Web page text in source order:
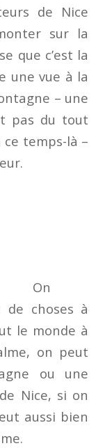
de Nice
sur la
que c’est la
une vue à la
– une
pas du tout
temps-là –
On
de choses à
le monde à
on peut
ou une
Nice, si on
aussi bien